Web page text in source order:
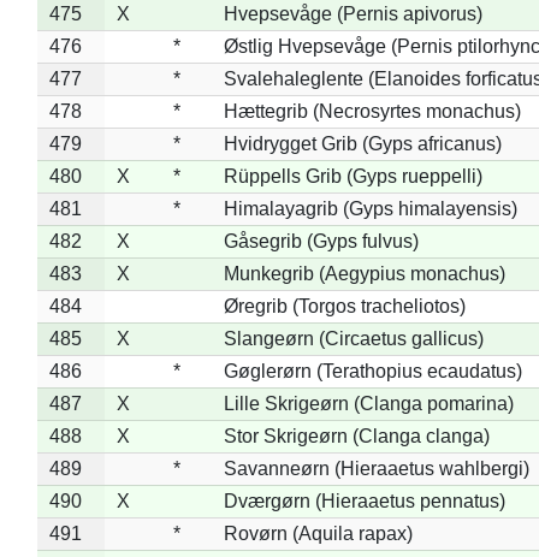
475
X
Hvepsevåge (Pernis apivorus)
476
*
Østlig Hvepsevåge (Pernis
477
*
Svalehaleglente (Elanoides
478
*
Hættegrib (Necrosyrtes monachus)
479
*
Hvidrygget Grib (Gyps africanus)
480
X *
Rüppells Grib (Gyps rueppelli)
481
*
Himalayagrib (Gyps himalayensis)
482
X
Gåsegrib (Gyps fulvus)
483
X
Munkegrib (Aegypius monachus)
484
Øregrib (Torgos tracheliotos)
485
X
Slangeørn (Circaetus gallicus)
486
*
Gøglerørn (Terathopius ecaudatus)
487
X
Lille Skrigeørn (Clanga pomarina)
488
X
Stor Skrigeørn (Clanga clanga)
489
*
Savanneørn (Hieraaetus wahlbergi)
490
X
Dværgørn (Hieraaetus pennatus)
491
*
Rovørn (Aquila rapax)